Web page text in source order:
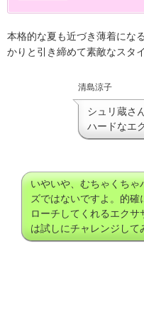
本格的な夏も近づき薄着にな
かりと引き締めて素敵なスタ
清島涼子
シュリ蔵さ
ハードなエ
いやいや、むちゃくちゃ
ズではないですよ。的
ローチしてくれるエク
は試しにチャレンジして